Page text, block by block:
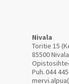
Nivala
Toritie 15
85500 Nivala
Puh.044